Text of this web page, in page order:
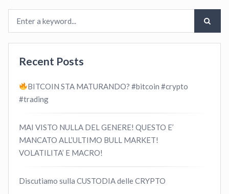
Recent Posts
BITCOIN STA MATURANDO? #bitcoin #crypto
#trading
MAI VISTO NULLA DEL GENERE! QUESTO E’
MANCATO ALL’ULTIMO BULL MARKET!
VOLATILITA’ E MACRO!
Discutiamo sulla CUSTODIA delle CRYPTO